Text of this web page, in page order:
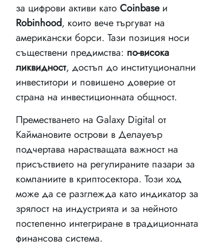
за цифрови активи като Coinbaseи
Robinhood, които вече търгуват на
американски борси. Тази позиция носи
съществени предимства: по-висока
ликвидност, достъп до институционални
инвеститори и повишено доверие от
страна на инвестиционната общност.
Преместването на Galaxy Digital от
Каймановите острови в Делауеър
подчертава нарастващата важност на
присъствието на регулираните пазари за
компаниите в криптосектора. Този ход
може да се разглежда като индикатор за
зрялост на индустрията и за нейното
постепенно интегриране в традиционната
финансова система.